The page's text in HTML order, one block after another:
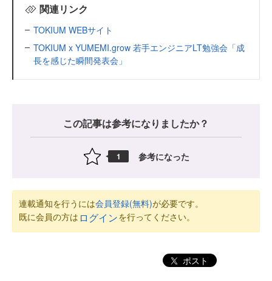
関連リンク
TOKIUM WEBサイト
TOKIUM x YUMEMI.grow 若手エンジニアLT勉強会「成
長を感じた瞬間発表会」
この記事は参考になりましたか？
1 参考になった
連載通知を行うには会員登録(無料)が必要です。
既に会員の方は ログインを行ってください。
ポスト